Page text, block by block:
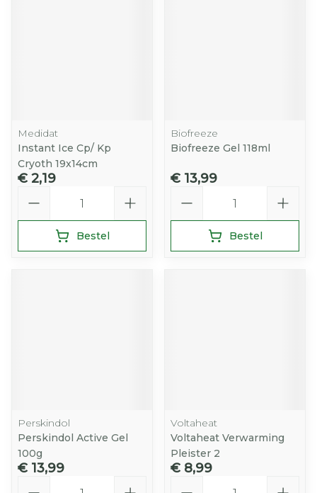
Medidat
Instant Ice Cp/ Kp
Cryoth 19x14cm
€ 2,19
Bestel
Biofreeze
Biofreeze Gel 118ml
€ 13,99
Bestel
Perskindol
Perskindol Active Gel
100g
€ 13,99
Voltaheat
Voltaheat Verwarming
Pleister 2
€ 8,99